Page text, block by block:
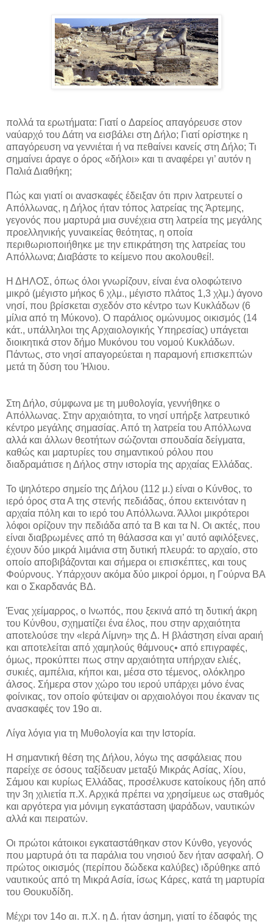
πολλά τα ερωτήματα: Γιατί o Δαρείος απαγόρευσε στον
ναύαρχό του Δάτη να εισβάλει στη Δήλο; Γιατί ορίστηκε η
απαγόρευση να γεννιέται ή να πεθαίνει κανείς στη Δήλο; Τι
σημαίνει άραγε ο όρος «δήλοι» και τι αναφέρει γι’ αυτόν η
Παλιά Διαθήκη;
Πώς και γιατί οι ανασκαφές έδειξαν ότι πριν λατρευτεί o
Απόλλωνας, η Δήλος ήταν τόπος λατρείας της Άρτεμης,
γεγονός που μαρτυρά μια συνέχεια στη λατρεία της μεγάλης
προελληνικής γυναικείας θεότητας, η οποία
περιθωριοποιήθηκε με την επικράτηση της λατρείας του
Απόλλωνα; Διαβάστε το κείμενο που ακολουθεί!.
Η ΔΗΛΟΣ, όπως όλοι γνωρίζουν, είναι ένα ολοφώτεινο
μικρό (μέγιστο μήκος 6 χλμ., μέγιστο πλάτος 1,3 χλμ.) άγονο
νησί, που βρίσκεται σχεδόν στο κέντρο των Κυκλάδων (6
μίλια από τη Μύκονο). Ο παράλιος ομώνυμος οικισμός (14
κάτ., υπάλληλοι της Αρχαιολογικής Υπηρεσίας) υπάγεται
διοικητικά στον δήμο Μυκόνου του νομού Κυκλάδων.
Πάντως, στο νησί απαγορεύεται η παραμονή επισκεπτών
μετά τη δύση του Ήλιου.
Στη Δήλο, σύμφωνα με τη μυθολογία, γεννήθηκε ο
Απόλλωνας. Στην αρχαιότητα, το νησί υπήρξε λατρευτικό
κέντρο μεγάλης σημασίας. Από τη λατρεία του Απόλλωνα
αλλά και άλλων θεοτήτων σώζονται σπουδαία δείγματα,
καθώς και μαρτυρίες του σημαντικού ρόλου που
διαδραμάτισε η Δήλος στην ιστορία της αρχαίας Ελλάδας.
Το ψηλότερο σημείο της Δήλου (112 μ.) είναι ο Κύνθος, το
ιερό όρος στα Α της στενής πεδιάδας, όπου εκτεινόταν η
αρχαία πόλη και το ιερό του Απόλλωνα. Άλλοι μικρότεροι
λόφοι ορίζουν την πεδιάδα από τα B και τα Ν. Οι ακτές, που
είναι διαβρωμένες από τη θάλασσα και γι’ αυτό αφιλόξενες,
έχουν δύο μικρά λιμάνια στη δυτική πλευρά: το αρχαίο, στο
οποίο αποβιβάζονται και σήμερα οι επισκέπτες, και τους
Φούρνους. Υπάρχουν ακόμα δύο μικροί όρμοι, η Γούρνα ΒΑ
και ο Σκαρδανάς ΒΔ.
Ένας χείμαρρος, ο Ινωπός, που ξεκινά από τη δυτική άκρη
του Κύνθου, σχηματίζει ένα έλος, που στην αρχαιότητα
αποτελούσε την «Ιερά Λίμνη» της Δ. Η βλάστηση είναι αραιή
και αποτελείται από χαμηλούς θάμνους• από επιγραφές,
όμως, προκύπτει πως στην αρχαιότητα υπήρχαν ελιές,
συκιές, αμπέλια, κήποι και, μέσα στο τέμενος, ολόκληρο
άλσος. Σήμερα στον χώρο του ιερού υπάρχει μόνο ένας
φοίνικας, τον οποίο φύτεψαν οι αρχαιολόγοι που έκαναν τις
ανασκαφές τον 19ο αι.
Λίγα λόγια για τη Μυθολογία και την Ιστορία.
Η σημαντική θέση της Δήλου, λόγω της ασφάλειας που
παρείχε σε όσους ταξίδευαν μεταξύ Μικράς Ασίας, Χίου,
Σάμου και κυρίως Ελλάδας, προσέλκυσε κατοίκους ήδη από
την 3η χιλιετία π.Χ. Αρχικά πρέπει να χρησίμευε ως σταθμός
και αργότερα για μόνιμη εγκατάσταση ψαράδων, ναυτικών
αλλά και πειρατών.
Οι πρώτοι κάτοικοι εγκαταστάθηκαν στον Κύνθο, γεγονός
που μαρτυρά ότι τα παράλια του νησιού δεν ήταν ασφαλή. Ο
πρώτος οικισμός (περίπου δώδεκα καλύβες) ιδρύθηκε από
ναυτικούς από τη Μικρά Ασία, ίσως Κάρες, κατά τη μαρτυρία
του Θουκυδίδη.
Μέχρι τον 14o αι. π.Χ. η Δ. ήταν άσημη, γιατί το έδαφός της